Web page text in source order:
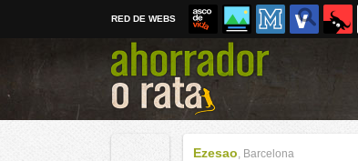
RED DE WEBS
Ezesao, Barcelona